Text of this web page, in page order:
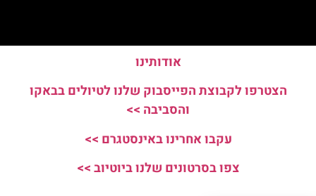
אודותינו
הצטרפו לקבוצת הפייסבוק שלנו לטיולים בבאקו
והסביבה >>
עקבו אחרינו באינסטגרם >>
צפו בסרטונים שלנו ביוטיוב >>